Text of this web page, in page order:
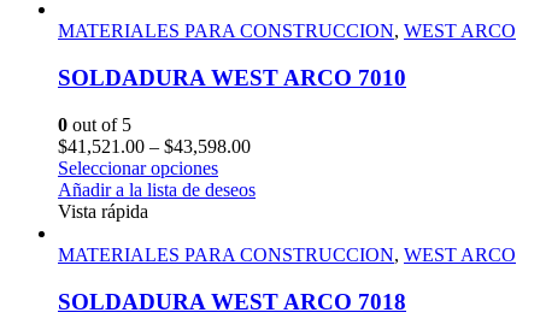
MATERIALES PARA CONSTRUCCION, WEST ARCO
SOLDADURA WEST ARCO 7010
0 out of 5
$41,521.00 – $43,598.00
Seleccionar opciones
Añadir a la lista de deseos
Vista rápida
MATERIALES PARA CONSTRUCCION, WEST ARCO
SOLDADURA WEST ARCO 7018